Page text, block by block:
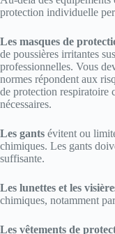
protection individuelle
Les masques de
de poussières irritantes
professionnelles. Vous
normes répondent aux
de protection respiratoire
nécessaires.
Les gants évitent ou
chimiques. Les gants
suffisante.
Les lunettes et les
chimiques, notamment
Les vêtements de